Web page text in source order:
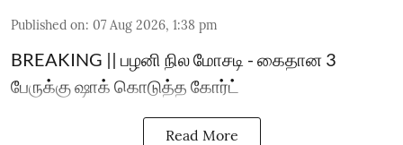
Published on: 07 Aug 2026, 1:38 pm
BREAKING || பழனி நில மோசடி - கைதான 3
பேருக்கு ஷாக் கொடுத்த கோர்ட்
Read More